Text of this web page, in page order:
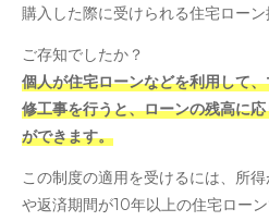
購入した際に受けられる住宅ローン
ご存知でしたか？
個人が住宅ローンなどを利用して
修工事を行うと、ローンの残高に
ができます。
この制度の適用を受けるには、所
や返済期間が10年以上の住宅ロー